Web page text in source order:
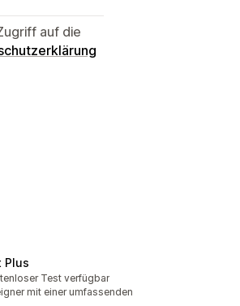
auf die
Plus
insgesamtTest verfügbar
mit einer umfassenden